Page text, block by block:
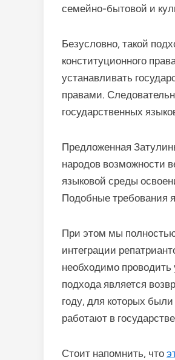
семейно-бытовой и
Безусловно, такой
конституционного
устанавливать
правами.
государственных
Предложенная
народов возможности
языковой среды
Подобные требования
При этом мы
интеграции
необходимо
подхода является
году, для которых
работают в
Стоит напомнить, что